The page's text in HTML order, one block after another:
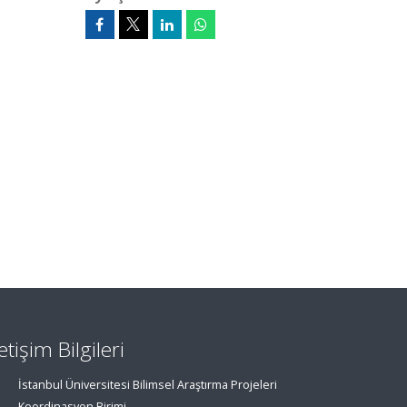
Bilgileri
İstanbul Üniversitesi Bilimsel Araştırma Projeleri